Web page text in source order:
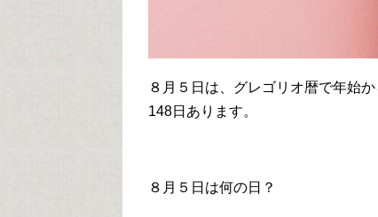
８月５日は、グレゴリオ暦で年始
148日あります。
８月５日は何の日？